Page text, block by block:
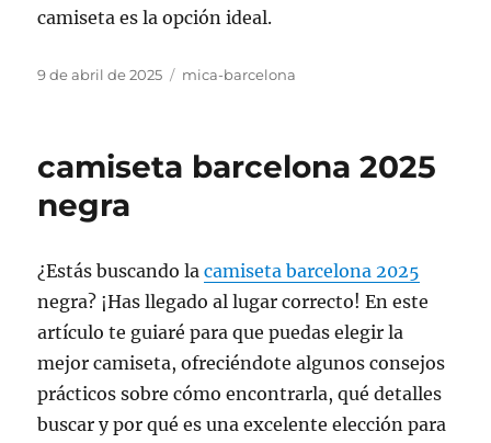
camiseta es la opción ideal.
Publicado
9 de abril de 2025 Categorías
mica-barcelona
camiseta barcelona 2025
negra
¿Estás buscando lacamiseta barcelona 2025
negra? ¡Has llegado al lugar correcto! En este
artículo te guiaré para que puedas elegir la
mejor camiseta, ofreciéndote algunos consejos
prácticos sobre cómo encontrarla, qué detalles
buscar y por qué es una excelente elección para